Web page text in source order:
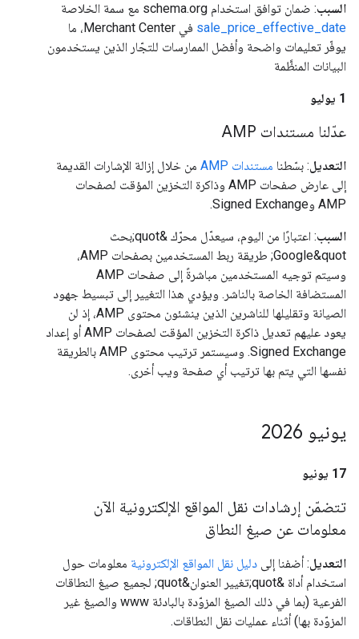
السبب: ضمان توافق استخدام schema.org مع سمة الخلاصة
sale_price_effective_date
في Merchant Center، ما
يوفّر تعليمات واضحة وأفضل الممارسات للتجّار الذين يستخدمون
البيانات المنظَّمة
‫1 يوليو
عدّلنا مستندات AMP
التعديل: بسّطنا مستندات AMP
من خلال إزالة الإشارات القديمة
إلى عارض صفحات AMP وذاكرة التخزين المؤقت لصفحات
AMP وSigned Exchange.
السبب
: اعتبارًا من اليوم، سيعدّل محرّك &quot;بحث
Google&quot; طريقة ربط المستخدمين بصفحات AMP،
وسيتم توجيه المستخدمين مباشرةً إلى صفحات AMP
المستضافة الخاصة بالناشر. ويؤدي هذا التغيير إلى تبسيط جهود
الصيانة وتقليلها للناشرين الذين ينشئون محتوى AMP، إذ لن
يعود عليهم تعديل ذاكرة التخزين المؤقت لصفحات AMP أو إعداد
Signed Exchange. وسيستمر ترتيب محتوى AMP بالطريقة
نفسها التي يتم بها ترتيب أي صفحة ويب أخرى.
يونيو 2026
‫17 يونيو
تتضمّن إرشادات نقل المواقع الإلكترونية الآن
معلومات عن صيغ النطاق
التعديل: أضفنا إلى دليل نقل المواقع الإلكترونية معلومات حول
استخدام أداة &quot;تغيير العنوان&quot; لجميع صيغ النطاقات
الفرعية (بما في ذلك الصيغ المزوّدة بالبادئة www والصيغ غير
المزوّدة بها) أثناء عمليات نقل النطاقات.